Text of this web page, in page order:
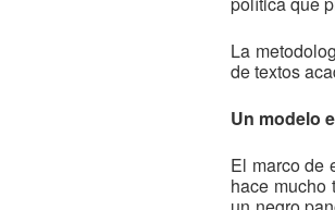
La
de textos
Un modelo
El marco de
hace mucho